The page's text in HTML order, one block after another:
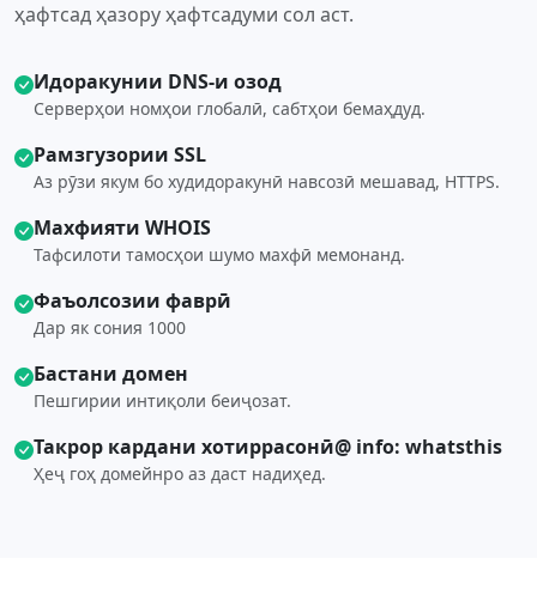
ҳафтсад ҳазору ҳафтсадуми сол аст.
Идоракунии DNS-и озод
Серверҳои номҳои глобалӣ, сабтҳои бемаҳдуд.
Рамзгузории SSL
Аз рӯзи якум бо худидоракунӣ навсозӣ мешавад, HTTPS.
Махфияти WHOIS
Тафсилоти тамосҳои шумо махфӣ мемонанд.
Фаъолсозии фаврӣ
Дар як сония 1000
Бастани домен
Пешгирии интиқоли беиҷозат.
Такрор кардани хотиррасонӣ@ info: whatsthis
Ҳеҷ гоҳ домейнро аз даст надиҳед.